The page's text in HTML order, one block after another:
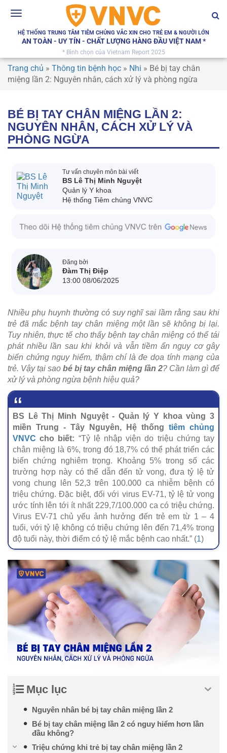
Toggle
HỆ THỐNG TRUNG TÂM TIÊM CHỦNG VẮC XIN CHO TRẺ EM & NGƯỜI LỚN
AN TOÀN - UY TÍN - CHẤT LƯỢNG HÀNG ĐẦU VIỆT NAM *
* Bình chọn của Vietnam Report 2025
Trang chủ » Thông tin bệnh học » Nhi » Bé bị tay chân
miệng lần 2: Nguyên nhân, cách xử lý và phòng ngừa
BÉ BỊ TAY CHÂN MIỆNG LẦN 2:
NGUYÊN NHÂN, CÁCH XỬ LÝ VÀ
PHÒNG NGỪA
Tư vấn chuyên môn bài viết
BS Lê Thị Minh Nguyệt
Quản lý Y khoa
Hệ thống Tiêm chủng VNVC
Đăng bởi
Đàm Thị Điệp
13:00 08/06/2025
Nhiều phụ huynh thường có suy nghĩ sai lầm rằng sau khi
trẻ đã mắc bệnh tay chân miệng một lần sẽ không bị lại.
Tuy nhiên, thực tế cho thấy bệnh tay chân miệng có thể tái
phát nhiều lần sau khi khỏi và vẫn tiềm ẩn nguy cơ gây
biến chứng nguy hiểm, thậm chí là đe dọa tính mạng của
trẻ. Vậy tại sao bé bị tay chân miệng lần 2? Cần làm gì để
xử lý và phòng ngừa bệnh hiệu quả?
BS Lê Thị Minh Nguyệt - Quản lý Y khoa vùng 3
miền Trung - Tây Nguyên, Hệ thống tiêm chủng
VNVC cho biết: “Tỷ lệ nhập viện do triệu chứng tay
chân miệng là 6%, trong đó 18,7% có thể phát triển các
biến chứng nghiêm trọng. Khoảng 5% trong số các
trường hợp này có thể dẫn đến tử vong, đưa tỷ lệ tử
vong chung lên 52,3 trên 100.000 ca nhiễm bệnh có
triệu chứng. Đặc biệt, đối với virus EV-71, tỷ lệ tử vong
ước tính lên tới ít nhất 229,7/100.000 ca có triệu chứng.
Virus EV-71 chủ yếu ảnh hưởng đến trẻ em từ 1 – 4
tuổi, với tỷ lệ không có triệu chứng lên đến 71,4% trong
độ tuổi này, thời điểm có tỷ lệ mắc bệnh cao nhất.” (1)
Mục lục
Nguyên nhân bé bị tay chân miệng lần 2
Bé bị tay chân miệng lần 2 có nguy hiểm hơn lần
đầu không?
Triệu chứng khi trẻ bị tay chân miệng lần 2